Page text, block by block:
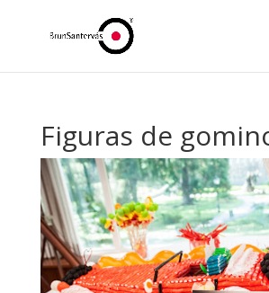
Figuras de